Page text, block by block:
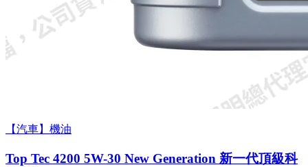
【汽車】機油
Top Tec 4200 5W-30 New Generation 新一代頂級科